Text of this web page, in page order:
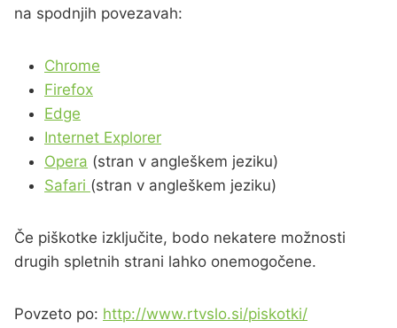
na spodnjih povezavah:
Chrome
Firefox
Edge
Internet Explorer
Opera (stran v angleškem jeziku)
Safari (stran v angleškem jeziku)
Če piškotke izključite, bodo nekatere možnosti
drugih spletnih strani lahko onemogočene.
Povzeto po: http://www.rtvslo.si/piskotki/